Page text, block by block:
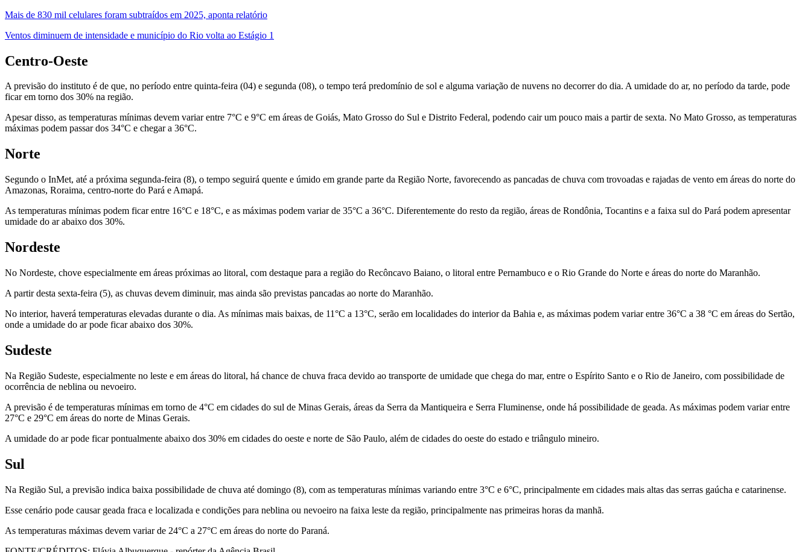
Mais de 830 mil celulares foram subtraídos em 2025, aponta relatório
Ventos diminuem de intensidade e município do Rio volta ao Estágio 1
Centro-Oeste
A previsão do instituto é de que, no período entre quinta-feira (04) e segunda (08), o tempo terá predomínio de sol e alguma variação de nuvens no decorrer do dia. A umidade do ar, no período da tarde, pode
ficar em torno dos 30% na região.
Apesar disso, as temperaturas mínimas devem variar entre 7°C e 9°C em áreas de Goiás, Mato Grosso do Sul e Distrito Federal, podendo cair um pouco mais a partir de sexta. No Mato Grosso, as temperaturas
máximas podem passar dos 34°C e chegar a 36°C.
Norte
Segundo o InMet, até a próxima segunda-feira (8), o tempo seguirá quente e úmido em grande parte da Região Norte, favorecendo as pancadas de chuva com trovoadas e rajadas de vento em áreas do norte do
Amazonas, Roraima, centro-norte do Pará e Amapá.
As temperaturas mínimas podem ficar entre 16°C e 18°C, e as máximas podem variar de 35°C a 36°C. Diferentemente do resto da região, áreas de Rondônia, Tocantins e a faixa sul do Pará podem apresentar
umidade do ar abaixo dos 30%.
Nordeste
No Nordeste, chove especialmente em áreas próximas ao litoral, com destaque para a região do Recôncavo Baiano, o litoral entre Pernambuco e o Rio Grande do Norte e áreas do norte do Maranhão.
A partir desta sexta-feira (5), as chuvas devem diminuir, mas ainda são previstas pancadas ao norte do Maranhão.
No interior, haverá temperaturas elevadas durante o dia. As mínimas mais baixas, de 11°C a 13°C, serão em localidades do interior da Bahia e, as máximas podem variar entre 36°C a 38 °C em áreas do Sertão,
onde a umidade do ar pode ficar abaixo dos 30%.
Sudeste
Na Região Sudeste, especialmente no leste e em áreas do litoral, há chance de chuva fraca devido ao transporte de umidade que chega do mar, entre o Espírito Santo e o Rio de Janeiro, com possibilidade de
ocorrência de neblina ou nevoeiro.
A previsão é de temperaturas mínimas em torno de 4°C em cidades do sul de Minas Gerais, áreas da Serra da Mantiqueira e Serra Fluminense, onde há possibilidade de geada. As máximas podem variar entre
27°C e 29°C em áreas do norte de Minas Gerais.
A umidade do ar pode ficar pontualmente abaixo dos 30% em cidades do oeste e norte de São Paulo, além de cidades do oeste do estado e triângulo mineiro.
Sul
Na Região Sul, a previsão indica baixa possibilidade de chuva até domingo (8), com as temperaturas mínimas variando entre 3°C e 6°C, principalmente em cidades mais altas das serras gaúcha e catarinense.
Esse cenário pode causar geada fraca e localizada e condições para neblina ou nevoeiro na faixa leste da região, principalmente nas primeiras horas da manhã.
As temperaturas máximas devem variar de 24°C a 27°C em áreas do norte do Paraná.